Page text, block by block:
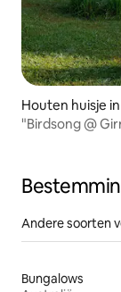
Houten huisje
"Birdsong @
Andere soorten
Bungalows